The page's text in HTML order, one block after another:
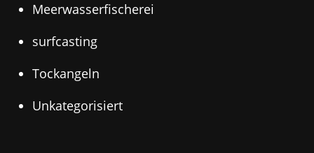
Meerwasserfischerei
surfcasting
Tockangeln
Unkategorisiert